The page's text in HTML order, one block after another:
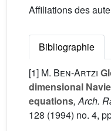
Affiliations des
Bibliographie
[1] M. Ben-Artzi
dimensional
equations, Arch.
128 (1994) no. 4,